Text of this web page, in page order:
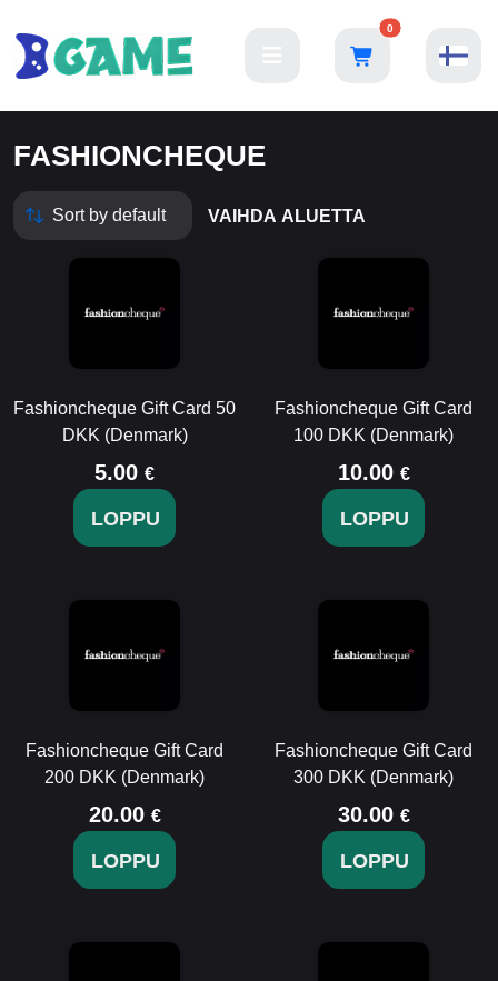
0
FASHIONCHEQUE
VAIHDA ALUETTA
Fashioncheque Gift Card 50
DKK (Denmark)
5.00 €
LOPPU
Fashioncheque Gift Card
100 DKK (Denmark)
10.00 €
LOPPU
Fashioncheque Gift Card
200 DKK (Denmark)
20.00 €
LOPPU
Fashioncheque Gift Card
300 DKK (Denmark)
30.00 €
LOPPU